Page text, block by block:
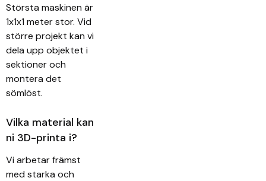
Största maskinen är
1x1x1 meter stor. Vid
större projekt kan vi
dela upp objektet i
sektioner och
montera det
sömlöst.
Vilka material kan
ni 3D-printa i?
Vi arbetar främst
med starka och